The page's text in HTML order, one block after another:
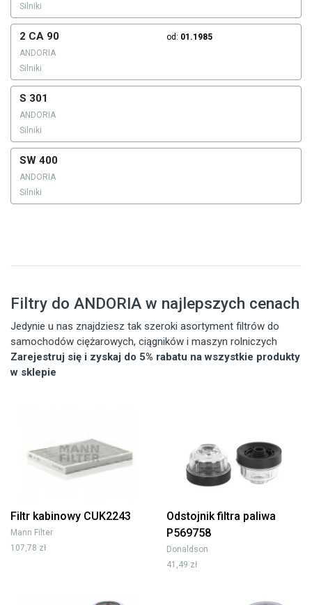
Silniki
2 CA 90 od: 01.1985
ANDORIA
Silniki
S 301
ANDORIA
Silniki
SW 400
ANDORIA
Silniki
Filtry do ANDORIA w najlepszych cenach
Jedynie u nas znajdziesz tak szeroki asortyment filtrów do
samochodów ciężarowych, ciągników i maszyn rolniczych
Zarejestruj się i zyskaj do 5% rabatu na wszystkie produkty
w sklepie
Filtr kabinowy CUK2243
Mann Filter
107,78 zł
Odstojnik filtra paliwa
P569758
Donaldson
41,49 zł